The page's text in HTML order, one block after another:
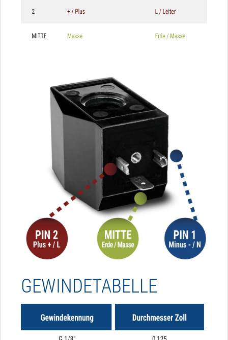
GEWINDETABELLE